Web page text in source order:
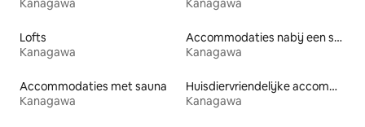
Kanagawa
Kanagawa
Lofts
Kanagawa
Accommodaties nabij een strand
Kanagawa
Accommodaties met sauna
Kanagawa
Huisdiervriendelijke accommodaties
Kanagawa